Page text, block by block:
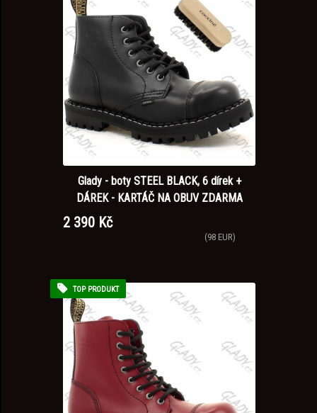
Glady - boty STEEL BLACK, 6 dírek +
DÁREK - KARTÁČ NA OBUV ZDARMA
2 390 Kč
(98 EUR)
TOP PRODUKT